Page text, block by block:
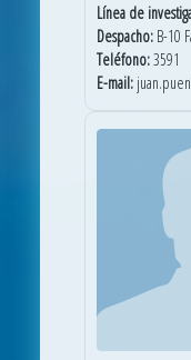
Línea de
Despacho: B-10
Teléfono:3591
E-mail: